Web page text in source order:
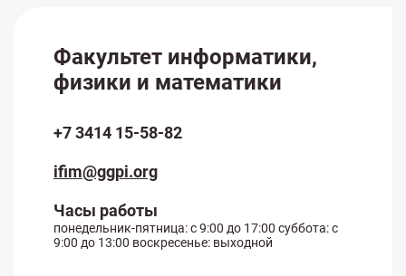
Факультет информатики,
физики и математики
+7 3414 15-58-82
ifim@ggpi.org
Часы работы
понедельник-пятница: с 9:00 до 17:00 суббота: с
9:00 до 13:00 воскресенье: выходной